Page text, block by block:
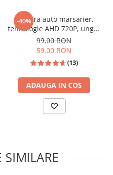
Structurat
-40%
Camera auto marsarier,
tehnologie AHD 720P, unghi
170 grade, rezistenta la apa
si praf
99,00 RON
59,00 RON
(13)
ADAUGA IN COS
SIMILARE